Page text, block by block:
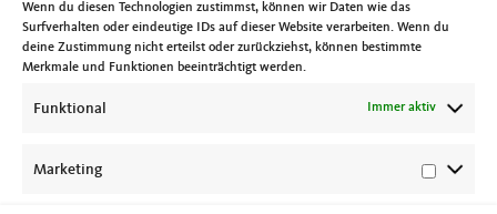
Wenn du diesen Technologien zustimmst, können wir Daten wie das
Surfverhalten oder eindeutige IDs auf dieser Website verarbeiten. Wenn du
deine Zustimmung nicht erteilst oder zurückziehst, können bestimmte
Merkmale und Funktionen beeinträchtigt werden.
Funktional Immer aktiv
Marketing
Landwirtschaft und Forsten, Sven Schulze, beim Besuch der Förderschule Anne
Frank, im Rahmen der Aktion „Milch für alle“. Die Mitgliederversammlung des
Fördervereins Peacemonument „Floris Pax“ (Förderverein Peacemonument
FLORIS PAX e.V. – Startseite (florispax-md.de)
fand am gleichen Tag im Alten
Rathaus statt. Zum Abschluss des Tages ging es zur Feierstunde 30 Jahre
Donnerstag online das Fachsymposium 360 Grad Pflege. Der Verein Tierisch-
Sachsen-Anhalt.